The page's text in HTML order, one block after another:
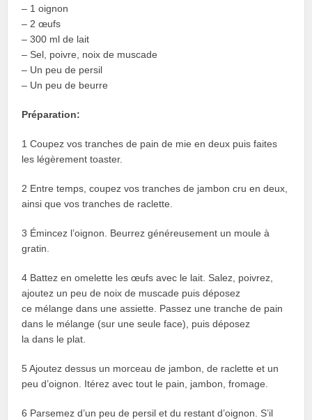
– 1 oignon
– 2 œufs
– 300 ml de lait
– Sel, poivre, noix de muscade
– Un peu de persil
– Un peu de beurre
Préparation:
1 Coupez vos tranches de pain de mie en deux puis faites
les légèrement toaster.
2 Entre temps, coupez vos tranches de jambon cru en deux,
ainsi que vos tranches de raclette.
3 Émincez l’oignon. Beurrez généreusement un moule à
gratin.
4 Battez en omelette les œufs avec le lait. Salez, poivrez,
ajoutez un peu de noix de muscade puis déposez
ce mélange dans une assiette. Passez une tranche de pain
dans le mélange (sur une seule face), puis déposez
la dans le plat.
5 Ajoutez dessus un morceau de jambon, de raclette et un
peu d’oignon. Itérez avec tout le pain, jambon, fromage.
6 Parsemez d’un peu de persil et du restant d’oignon. S’il